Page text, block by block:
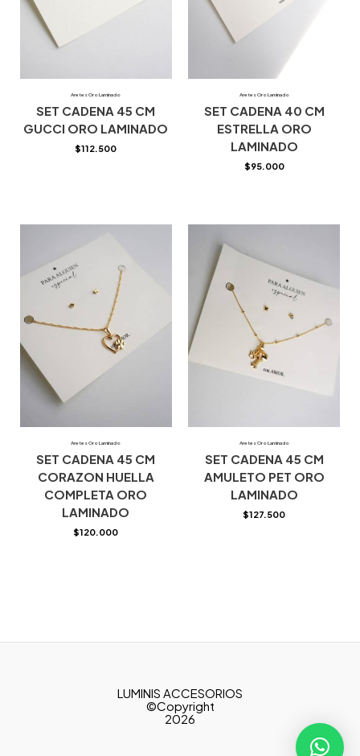
Aretes Oro Laminado
SET CADENA 45 CM
GUCCI ORO LAMINADO
$112.500
Aretes Oro Laminado
SET CADENA 40 CM
ESTRELLA ORO
LAMINADO
$95.000
Aretes Oro Laminado
SET CADENA 45 CM
CORAZON HUELLA
COMPLETA ORO
LAMINADO
$120.000
Aretes Oro Laminado
SET CADENA 45 CM
AMULETO PET ORO
LAMINADO
$127.500
LUMINIS ACCESORIOS
©Copyright
2026